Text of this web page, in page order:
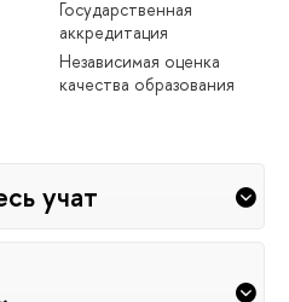
Государственная
аккредитация
Независимая оценка
качества образования
учат